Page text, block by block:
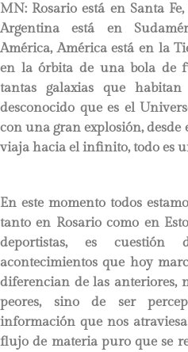
MN: Rosario está en Santa
Argentina está en
América, América está en la
en la órbita de una bola de
tantas galaxias que
desconocido que es el
con una gran explosión, desde
viaja hacia el infinito, todo es
En este momento todos
tanto en Rosario como en
deportistas, es
acontecimientos que hoy
diferencian de las anteriores,
peores, sino de ser
información que nos
flujo de materia puro que se